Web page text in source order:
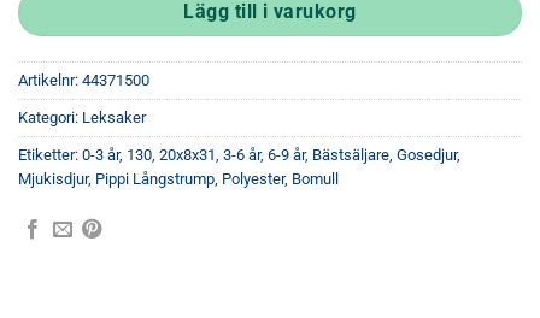
Lägg till i varukorg
Artikelnr: 44371500
Kategori: Leksaker
Etiketter: 0-3 år, 130 20x8x31 3-6 år, 6-9 år, Bästsäljare Gosedjur,
Mjukisdjur, Pippi Långstrump Polyester, Bomull